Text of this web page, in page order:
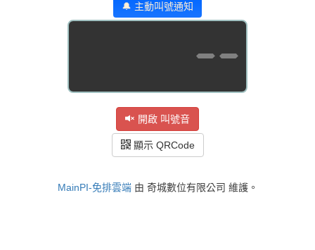
🔔 主動叫號通知
--
開啟 叫號音
顯示 QRCode
MainPI-免排雲端由 奇城數位有限公司 維護。